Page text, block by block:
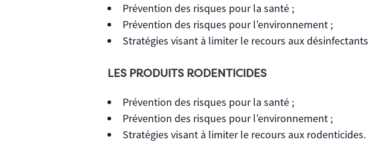
Prévention des risques pour la santé ;
Prévention des risques pour l’environnement ;
Stratégies visant à limiter le recours aux désinfectants
LES PRODUITS RODENTICIDES
Prévention des risques pour la santé ;
Prévention des risques pour l’environnement ;
Stratégies visant à limiter le recours aux rodenticides.